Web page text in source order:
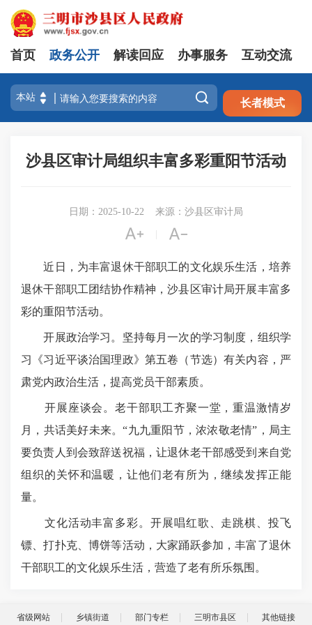
注册 登录
首页 政务公开 解读回应 办事服务 互动交流
 长者模式
沙县区审计局组织丰富多彩重阳节活动
日期：2025-10-22 来源：沙县区审计局
 
近日，为丰富退休干部职工的文化娱乐生活，培养
退休干部职工团结协作精神，沙县区审计局开展丰富多
彩的重阳节活动。
开展政治学习。坚持每月一次的学习制度，组织学
习《习近平谈治国理政》第五卷（节选）有关内容，严
肃党内政治生活，提高党员干部素质。
开展座谈会。老干部职工齐聚一堂，重温激情岁
月，共话美好未来。“九九重阳节，浓浓敬老情”，局主
要负责人到会致辞送祝福，让退休老干部感受到来自党
组织的关怀和温暖，让他们老有所为，继续发挥正能
量。
文化活动丰富多彩。开展唱红歌、走跳棋、投飞
镖、打扑克、博饼等活动，大家踊跃参加，丰富了退休
干部职工的文化娱乐生活，营造了老有所乐氛围。
省级网站 乡镇街道 部门专栏 三明市县区 其他链接